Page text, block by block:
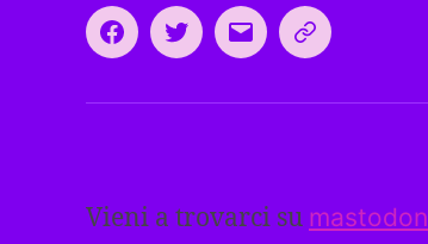
FacebookTwitterEmail CEEP
il
europeo
dei
Vieni a trovarci su mastodon